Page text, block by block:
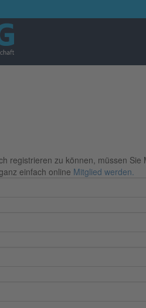
registrieren zu können, müssen
einfach online Mitglied werden.